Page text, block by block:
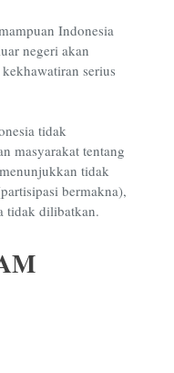
Indonesia
negeri akan
serius
tidak
masyarakat tentang
tidak
bermakna),
tidak dilibatkan.